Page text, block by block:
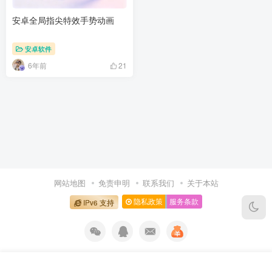
安卓全局指尖特效手势动画
安卓软件
6年前 21
网站地图 免责申明 联系我们 关于本站
IPv6 支持 隐私政策 服务条款